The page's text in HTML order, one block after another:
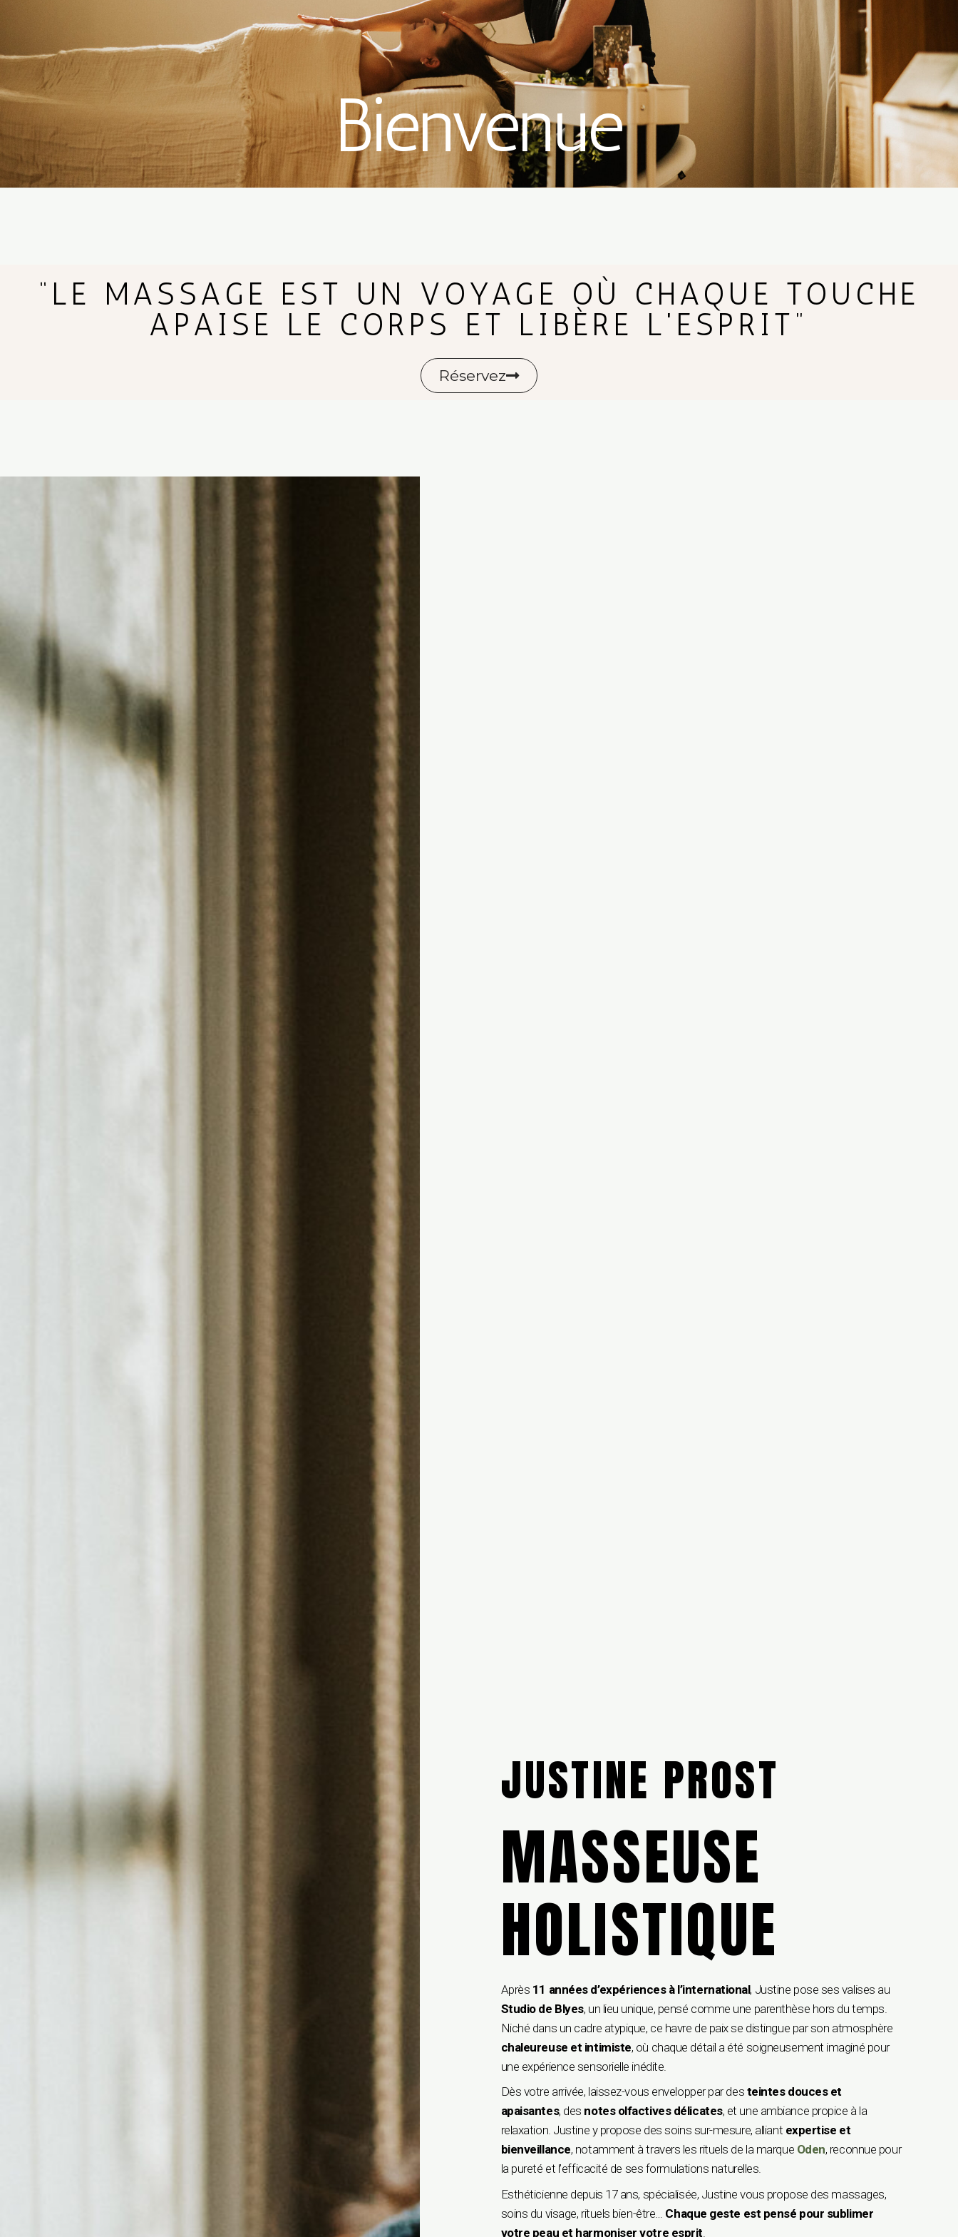
Bienvenue
“LE MASSAGE EST UN VOYAGE OÙ CHAQUE TOUCHE
APAISE LE CORPS ET LIBÈRE L'ESPRIT”
Réservez
JUSTINE PROST
MASSEUSE
HOLISTIQUE
Après 11 années d’expériences à l’international, Justine pose ses valises au
Studio de Blyes, un lieu unique, pensé comme une parenthèse hors du temps.
Niché dans un cadre atypique, ce havre de paix se distingue par son atmosphère
chaleureuse et intimiste, où chaque détail a été soigneusement imaginé pour
une expérience sensorielle inédite.
Dès votre arrivée, laissez-vous envelopper par des teintes douces et
apaisantes, des notes olfactives délicates, et une ambiance propice à la
relaxation. Justine y propose des soins sur-mesure, alliant expertise et
bienveillance, notamment à travers les rituels de la marque Oden, reconnue pour
la pureté et l’efficacité de ses formulations naturelles.
Esthéticienne depuis 17 ans, spécialisée, Justine vous propose des massages,
soins du visage, rituels bien-être… Chaque geste est pensé pour sublimer
votre peau et harmoniser votre esprit